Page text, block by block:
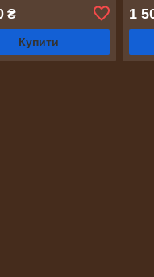
₴
Купити
1